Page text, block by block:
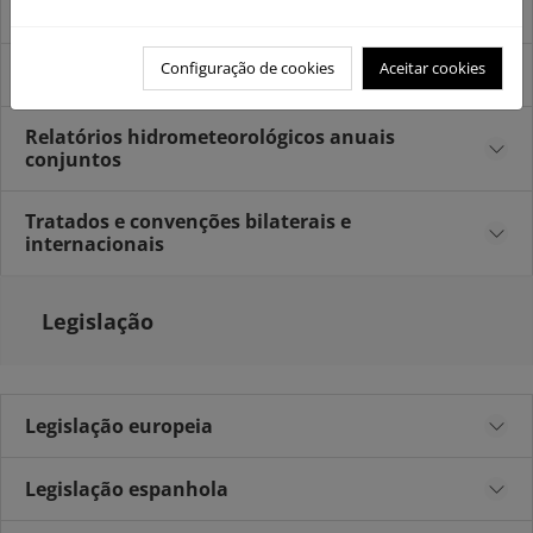
Relatórios hidrometeorológicos anuais
conjuntos
Tratados e convenções bilaterais e
internacionais
Legislação
Legislação europeia
Legislação espanhola
Configuração de cookies Aceitar cookies